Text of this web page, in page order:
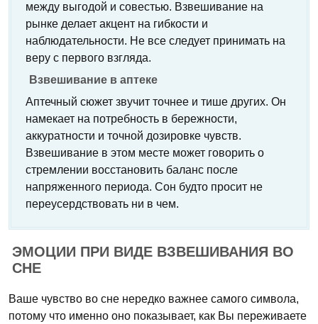
между выгодой и совестью. Взвешивание на
рынке делает акцент на гибкости и
наблюдательности. Не все следует принимать на
веру с первого взгляда.
Взвешивание в аптеке
Аптечный сюжет звучит точнее и тише других. Он
намекает на потребность в бережности,
аккуратности и точной дозировке чувств.
Взвешивание в этом месте может говорить о
стремлении восстановить баланс после
напряженного периода. Сон будто просит не
переусердствовать ни в чем.
ЭМОЦИИ ПРИ ВИДЕ ВЗВЕШИВАНИЯ ВО
СНЕ
Ваше чувство во сне нередко важнее самого символа,
потому что именно оно показывает, как Вы переживаете